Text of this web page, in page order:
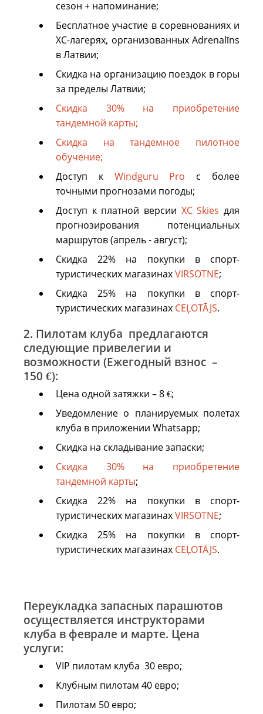
сезон + напоминание;
Бесплатное участие в соревнованиях и
XC-лагерях, организованных Adrenalīns
в Латвии;
Скидка на организацию поездок в горы
за пределы Латвии;
Скидка 30% на приобретение
тандемной карты;
Скидка на тандемное пилотное
обучение;
Доступ к Windguru Pro с более
точными прогнозами погоды;
Доступ к платной версии XC Skies для
прогнозирования потенциальных
маршрутов (апрель - август);
Скидка 22% на покупки в спорт-
туристических магазинахVIRSOTNE;
Скидка 25% на покупки в спорт-
туристических магазинах CEĻOTĀJS.
2. Пилотам клуба предлагаются
следующие привелегии и
возможности (Ежегодный взнос –
150 €):
Цена одной затяжки – 8 €;
Уведомление о планируемых полетах
клуба в приложении Whatsapp;
Скидка на складывание запаски;
Скидка 30% на приобретение
тандемной карты;
Скидка 22% на покупки в спорт-
туристических магазинахVIRSOTNE;
Скидка 25% на покупки в спорт-
туристических магазинах CEĻOTĀJS.
Переукладка запасных парашютов
осуществляется инструкторами
клуба в феврале и марте. Цена
услуги:
VIP пилотам клуба 30 евро;
Клубным пилотам 40 евро;
Пилотам 50 евро;